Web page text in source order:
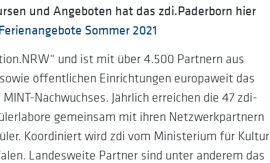
und Angeboten hat das zdi.Paderborn hier
Sommer 2021
und ist mit über 4.500 Partnern aus
öffentlichen Einrichtungen europaweit das
Nachwuchses. Jährlich erreichen die 47 zdi-
gemeinsam mit ihren Netzwerkpartnern
Koordiniert wird zdi vom Ministerium für Kultur
Landesweite Partner sind unter anderem das